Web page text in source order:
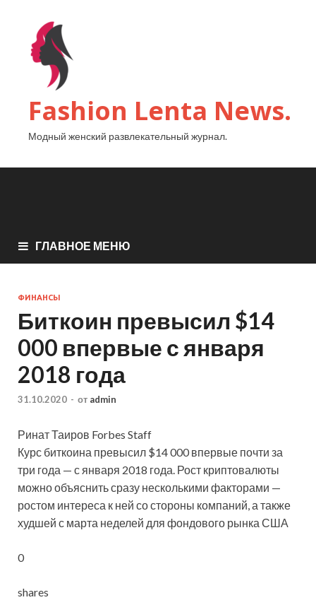
Fashion Lenta News.
Модный женский развлекательный журнал.
ГЛАВНОЕ МЕНЮ
ФИНАНСЫ
Биткоин превысил $14
000 впервые с января
2018 года
31.10.2020 - от admin
Ринат Таиров Forbes Staff
Курс биткоина превысил $14 000 впервые почти за
три года — с января 2018 года. Рост криптовалюты
можно объяснить сразу несколькими факторами —
ростом интереса к ней со стороны компаний, а также
худшей с марта неделей для фондового рынка США
0
shares